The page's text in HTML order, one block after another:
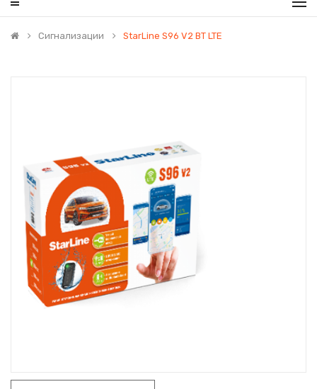
Сигнализации StarLine S96 V2 BT LTE